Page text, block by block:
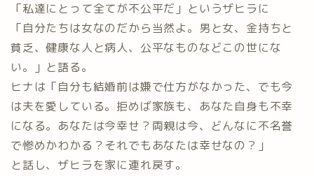
「私達にとって全てが不公平だ」というザヒラに
「自分たちは女なのだから当然よ。男と女、金持ちと
貧乏、健康な人と病人、公平なものなどこの世にな
い。」と語る。
ヒナは「自分も結婚前は嫌で仕方がなかった、でも今
は夫を愛している。拒めば家族も、あなた自身も不幸
になる。あなたは今幸せ？両親は今、どんなに不名誉
で惨めかわかる？それでもあなたは幸せなの？」
と話し、ザヒラを家に連れ戻す。